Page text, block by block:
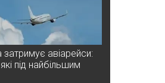
авіарейси:
під найбільшим